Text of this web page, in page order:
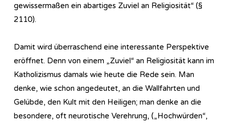
gewissermaßen ein abartiges Zuviel an Religiosität“ (§
2110).
Damit wird überraschend eine interessante Perspektive
eröffnet. Denn von einem „Zuviel“ an Religiosität kann im
Katholizismus damals wie heute die Rede sein. Man
denke, wie schon angedeutet, an die Wallfahrten und
Gelübde, den Kult mit den Heiligen; man denke an die
besondere, oft neurotische Verehrung, („Hochwürden“,